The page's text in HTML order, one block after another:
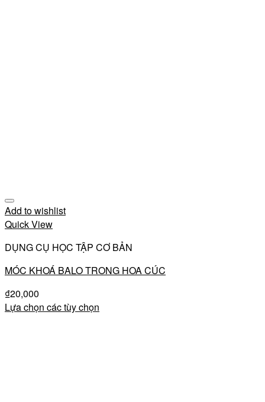
Add to wishlist
Quick View
DỤNG CỤ HỌC TẬP CƠ BẢN
MÓC KHOÁ BALO TRONG HOA CÚC
₫20,000
Lựa chọn các tùy chọn